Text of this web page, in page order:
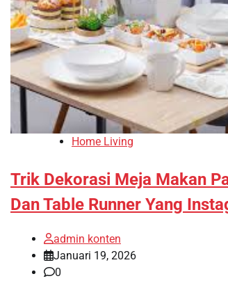
Home Living
Trik Dekorasi Meja Makan
Dan Table Runner Yang
admin konten
Januari 19, 2026
0